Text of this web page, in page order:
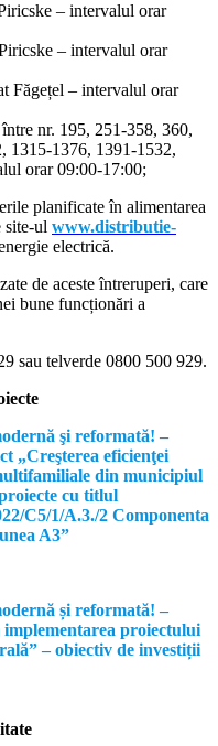
– intervalul orar
– intervalul orar
Făgețel – intervalul orar
nr. 195, 251-358, 360,
1315-1376, 1391-1532,
orar 09:00-17:00;
planificate în alimentarea
site-ul www.distributie-
electrică.
de aceste întreruperi, care
bune funcționări a
sau telverde 0800 500 929.
şi reformată! –
„Creşterea eficienţei
din municipiul
cu titlul
C5/1/A.3./2 Componenta
A3”
și reformată! –
proiectului
– obiectiv de investiții